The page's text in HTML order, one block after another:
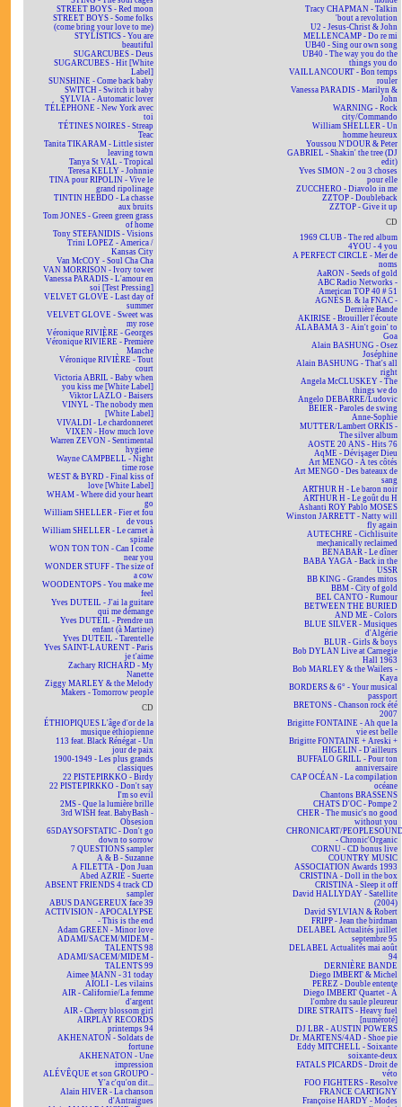
STREET BOYS - Red moon
STREET BOYS - Some folks
(come bring your love to me)
STYLISTICS - You are
beautiful
SUGARCUBES - Deus
SUGARCUBES - Hit [White
Label]
SUNSHINE - Come back baby
SWITCH - Switch it baby
SYLVIA - Automatic lover
TÉLÉPHONE - New York avec
toi
TÉTINES NOIRES - Streap
Teac
Tanita TIKARAM - Little sister
leaving town
Tanya St VAL - Tropical
Teresa KELLY - Johnnie
TINA pour RIPOLIN - Vive le
grand ripolinage
TINTIN HEBDO - La chasse
aux bruits
Tom JONES - Green green grass
of home
Tony STEFANIDIS - Visions
Trini LOPEZ - America /
Kansas City
Van McCOY - Soul Cha Cha
VAN MORRISON - Ivory tower
Vanessa PARADIS - L'amour en
soi [Test Pressing]
VELVET GLOVE - Last day of
summer
VELVET GLOVE - Sweet was
my rose
Véronique RIVIÈRE - Georges
Véronique RIVIÈRE - Première
Manche
Véronique RIVIÈRE - Tout
court
Victoria ABRIL - Baby when
you kiss me [White Label]
Viktor LAZLO - Baisers
VINYL - The nobody men
[White Label]
VIVALDI - Le chardonneret
VIXEN - How much love
Warren ZEVON - Sentimental
hygiene
Wayne CAMPBELL - Night
time rose
WEST & BYRD - Final kiss of
love [White Label]
WHAM - Where did your heart
go
William SHELLER - Fier et fou
de vous
William SHELLER - Le carnet à
spirale
WON TON TON - Can I come
near you
WONDER STUFF - The size of
a cow
WOODENTOPS - You make me
feel
Yves DUTEIL - J'ai la guitare
qui me démange
Yves DUTEIL - Prendre un
enfant (à Martine)
Yves DUTEIL - Tarentelle
Yves SAINT-LAURENT - Paris
je t'aime
Zachary RICHARD - My
Nanette
Ziggy MARLEY & the Melody
Makers - Tomorrow people
CD
ÉTHIOPIQUES L'âge d'or de la
musique éthiopienne
113 feat. Black Rénégat - Un
jour de paix
1900-1949 - Les plus grands
classiques
22 PISTEPIRKKO - Birdy
22 PISTEPIRKKO - Don't say
I'm so evil
2MS - Que la lumière brille
3rd WISH feat. BabyBash -
Obsesion
65DAYSOFSTATIC - Don't go
down to sorrow
7 QUESTIONS sampler
A & B - Suzanne
A FILETTA - Don Juan
Abed AZRIÉ - Suerte
ABSENT FRIENDS 4 track CD
sampler
ABUS DANGEREUX face 39
ACTIVISION - APOCALYPSE
- This is the end
Adam GREEN - Minor love
ADAMI/SACEM/MIDEM -
TALENTS 98
ADAMI/SACEM/MIDEM -
TALENTS 99
Aimee MANN - 31 today
AÏOLI - Les vilains
AIR - Californie/La femme
d'argent
AIR - Cherry blossom girl
AIRPLAY RECORDS
printemps 94
AKHENATON - Soldats de
fortune
AKHENATON - Une
impression
ALÉVÊQUE et son GROUPO -
Y'a c'qu'on dit...
Alain HIVER - La chanson
d'Antraigues
Tracy CHAPMAN - Talkin
'bout a revolution
U2 - Jesus-Christ & John
MELLENCAMP - Do re mi
UB40 - Sing our own song
UB40 - The way you do the
things you do
VAILLANCOURT - Bon temps
rouler
Vanessa PARADIS - Marilyn &
John
WARNING - Rock
city/Commando
William SHELLER - Un
homme heureux
Youssou N'DOUR & Peter
GABRIEL - Shakin' the tree (DJ
edit)
Yves SIMON - 2 ou 3 choses
pour elle
ZUCCHERO - Diavolo in me
ZZTOP - Doubleback
ZZTOP - Give it up
CD
1969 CLUB - The red album
4YOU - 4 you
A PERFECT CIRCLE - Mer de
noms
AaRON - Seeds of gold
ABC Radio Networks -
American TOP 40 # 51
AGNÈS B. & la FNAC -
Dernière Bande
AKIRISE - Brouiller l'écoute
ALABAMA 3 - Ain't goin' to
Goa
Alain BASHUNG - Osez
Joséphine
Alain BASHUNG - That's all
right
Angela McCLUSKEY - The
things we do
Angelo DEBARRE/Ludovic
BEIER - Paroles de swing
Anne-Sophie
MUTTER/Lambert ORKIS -
The silver album
AOSTE 20 ANS - Hits 76
AqME - Dévisager Dieu
Art MENGO - À tes côtés
Art MENGO - Des bateaux de
sang
ARTHUR H - Le baron noir
ARTHUR H - Le goût du H
Ashanti ROY Pablo MOSES
Winston JARRETT - Natty will
fly again
AUTECHRE - Cichlisuite
mechanically reclaimed
BÉNABAR - Le dîner
BABA YAGA - Back in the
USSR
BB KING - Grandes mitos
BBM - City of gold
BEL CANTO - Rumour
BETWEEN THE BURIED
AND ME - Colors
BLUE SILVER - Musiques
d'Algérie
BLUR - Girls & boys
Bob DYLAN Live at Carnegie
Hall 1963
Bob MARLEY & the Wailers -
Kaya
BORDERS & 6° - Your musical
passport
BRETONS - Chanson rock été
2007
Brigitte FONTAINE - Ah que la
vie est belle
Brigitte FONTAINE + Areski +
HIGELIN - D'ailleurs
BUFFALO GRILL - Pour ton
anniversaire
CAP OCÉAN - La compilation
océane
Chantons BRASSENS
CHATS D'OC - Pompe 2
CHER - The music's no good
without you
CHRONICART/
- Chronic'Organic
CORNU - CD bonus live
COUNTRY MUSIC
ASSOCIATION Awards 1993
CRISTINA - Doll in the box
CRISTINA - Sleep it off
David HALLYDAY - Satellite
(2004)
David SYLVIAN & Robert
FRIPP - Jean the birdman
DELABEL Actualités juillet
septembre 95
DELABEL Actualités mai août
94
DERNIÈRE BANDE
Diego IMBERT & Michel
PEREZ - Double entente
Diego IMBERT Quartet - À
l'ombre du saule pleureur
DIRE STRAITS - Heavy fuel
[numéroté]
DJ LBR - AUSTIN POWERS
Dr. MARTENS/4AD - Shoe pie
Eddy MITCHELL - Soixante
soixante-deux
FATALS PICARDS - Droit de
véto
FOO FIGHTERS - Resolve
FRANCE CARTIGNY
Françoise HARDY - Modes